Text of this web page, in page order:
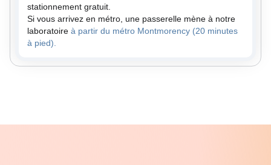
stationnement gratuit.
Si vous arrivez en métro, une passerelle mène à notre
laboratoire à partir du métro Montmorency (20 minutes
à pied).